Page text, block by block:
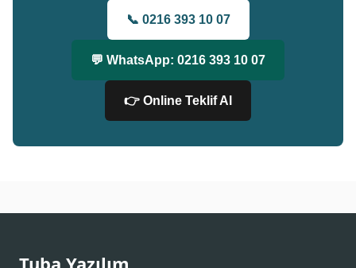
📞 0216 393 10 07
💬 WhatsApp: 0216 393 10 07
👉 Online Teklif Al